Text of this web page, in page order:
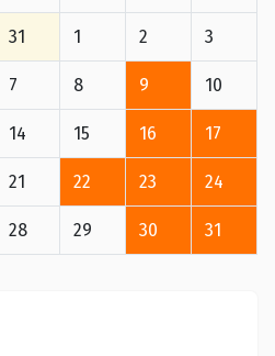
31 1 2 3
7 8 9 10
14 15 16 17
21 22 23 24
28 29 30 31